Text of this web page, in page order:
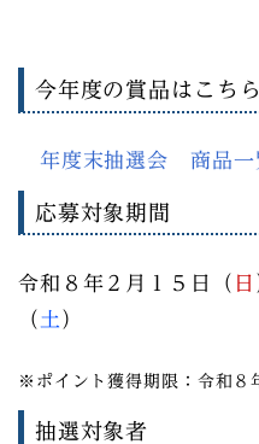
今年度の賞品はこちら
年度末抽選会 商品一
応募対象期間
令和８年２月１５日（ 日
（ 土 ）
※ポイント獲得期限：令和８
抽選対象者